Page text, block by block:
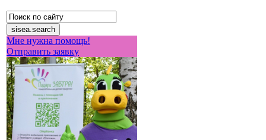
Мне нужна помощь!
Отправить заявку